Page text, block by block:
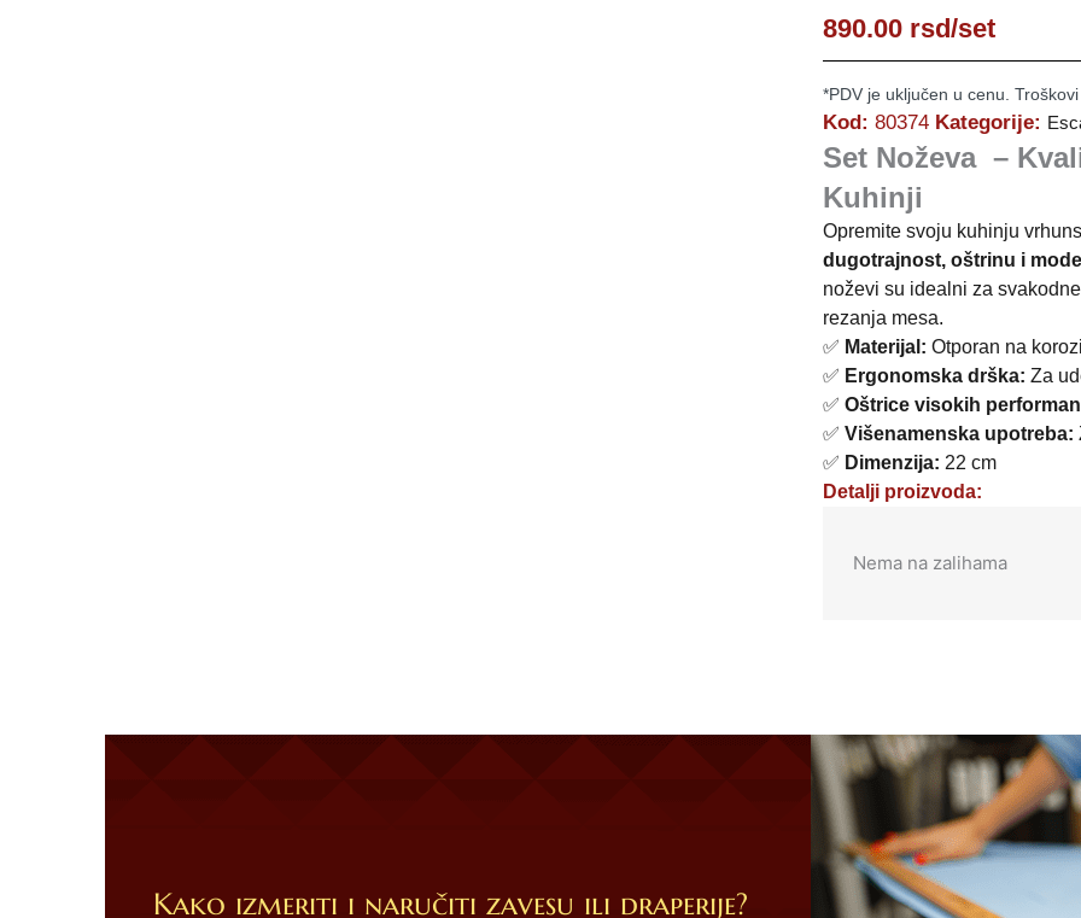
890.00 rsd/set
*PDV je uključen u cenu.
Kod: 80374 Kategorije:
Set Noževa –
Kuhinji
Opremite svoju kuhinju
dugotrajnost, oštrinu i
noževi su idealni za
rezanja mesa.
✅ Materijal: Otporan na
✅ Ergonomska drška: Za
✅ Oštrice visokih
✅ Višenamenska upotreba:
✅ Dimenzija: 22 cm
Detalji proizvoda:
Nema na zalihama
Kako izmeriti i naručiti zavesu ili draperije?